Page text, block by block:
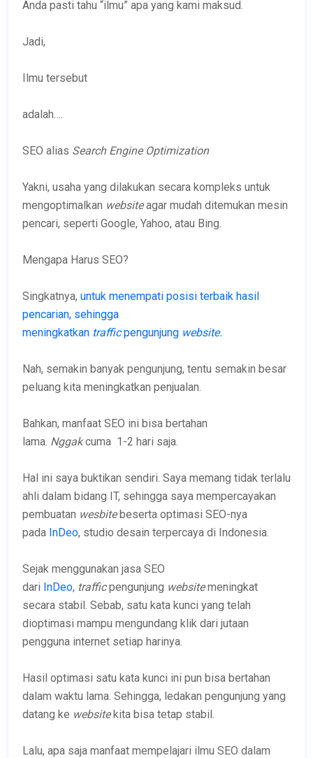
Anda pasti tahu “ilmu” apa yang kami maksud.
Jadi,
Ilmu tersebut
adalah….
SEO alias Search Engine Optimization
Yakni, usaha yang dilakukan secara kompleks untuk
mengoptimalkan websiteagar mudah ditemukan mesin
pencari, seperti Google, Yahoo, atau Bing.
Mengapa Harus SEO?
Singkatnya, untuk menempati posisi terbaik hasil
pencarian, sehingga
meningkatkan trafficpengunjung website.
Nah, semakin banyak pengunjung, tentu semakin besar
peluang kita meningkatkan penjualan.
Bahkan, manfaat SEO ini bisa bertahan
lama. Nggakcuma 1-2 hari saja.
Hal ini saya buktikan sendiri. Saya memang tidak terlalu
ahli dalam bidang IT, sehingga saya mempercayakan
pembuatan wesbitebeserta optimasi SEO-nya
pada InDeo, studio desain terpercaya di Indonesia.
Sejak menggunakan jasa SEO
dari InDeo, trafficpengunjung websitemeningkat
secara stabil. Sebab, satu kata kunci yang telah
dioptimasi mampu mengundang klik dari jutaan
pengguna internet setiap harinya.
Hasil optimasi satu kata kunci ini pun bisa bertahan
dalam waktu lama. Sehingga, ledakan pengunjung yang
datang ke websitekita bisa tetap stabil.
Lalu, apa saja manfaat mempelajari ilmu SEO dalam